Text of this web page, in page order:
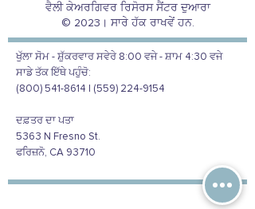
ਵੈਲੀ ਕੇਅਰਗਿਵਰ ਰਿਸੋਰਸ ਸੈਂਟਰ ਦੁਆਰਾ
© 2023। ਸਾਰੇ ਹੱਕ ਰਾਖਵੇਂ ਹਨ.
ਖੁੱਲਾ ਸੋਮ - ਸ਼ੁੱਕਰਵਾਰ ਸਵੇਰੇ 8:00 ਵਜੇ - ਸ਼ਾਮ 4:30 ਵਜੇ
ਸਾਡੇ ਤੱਕ ਇੱਥੇ ਪਹੁੰਚੋ:
(800) 541-8614 | (559) 224-9154
ਦਫ਼ਤਰ ਦਾ ਪਤਾ
5363 N Fresno St.
ਫਰਿਜ਼ਨੋ, CA 93710